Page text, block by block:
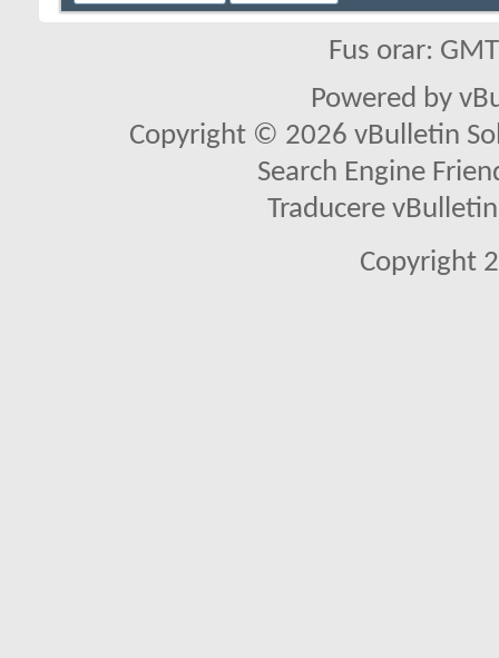
Fus orar:
Powered by
Copyright © 2026 vBulletin
Search Engine
Traducere
Copyright